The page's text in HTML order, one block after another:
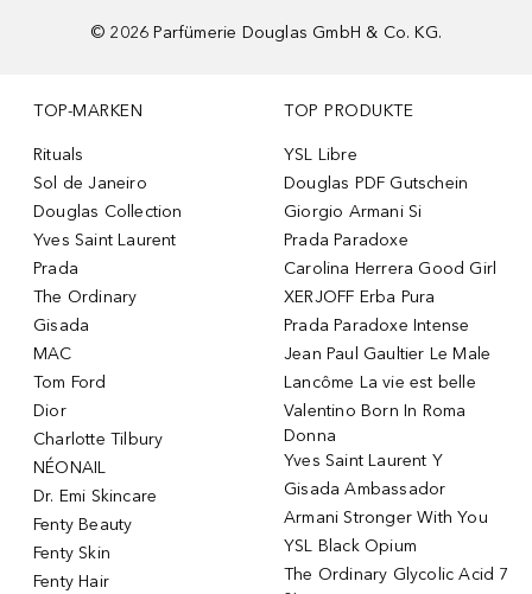
© 2026 Parfümerie Douglas GmbH & Co. KG.
TOP-MARKEN
Rituals
Sol de Janeiro
Douglas Collection
Yves Saint Laurent
Prada
The Ordinary
Gisada
MAC
Tom Ford
Dior
Charlotte Tilbury
NÉONAIL
Dr. Emi Skincare
Fenty Beauty
Fenty Skin
Fenty Hair
TOP PRODUKTE
YSL Libre
Douglas PDF Gutschein
Giorgio Armani Si
Prada Paradoxe
Carolina Herrera Good Girl
XERJOFF Erba Pura
Prada Paradoxe Intense
Jean Paul Gaultier Le Male
Lancôme La vie est belle
Valentino Born In Roma
Donna
Yves Saint Laurent Y
Gisada Ambassador
Armani Stronger With You
YSL Black Opium
The Ordinary Glycolic Acid 7